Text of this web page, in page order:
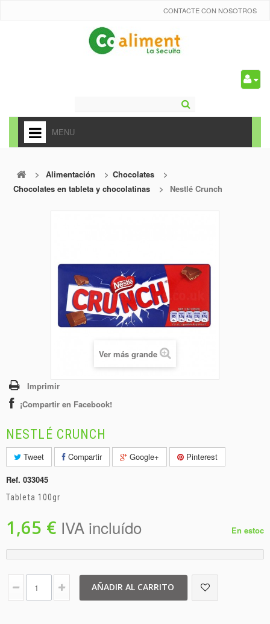
CONTACTE CON NOSOTROS
MENU
ALIMENTACIÓN
CONGELADOS
> Alimentación > Chocolates
>
Chocolates en tableta y chocolatinas
> Nestlé Crunch
Ver más grande
Imprimir
¡Compartir en Facebook!
NESTLÉ CRUNCH
Tweet Compartir Google+
Pinterest
Ref. 033045
Tableta 100gr
1,65 € IVA incluído En estoc
AÑADIR AL CARRITO